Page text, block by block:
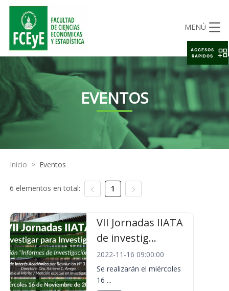
MENÚ
EVENTOS
Inicio > Eventos
6 elementos en total: 1
VII Jornadas IIATA
de investig...
2022-11-16 09:00:00
Se realizarán el miércoles
16 ...
ACCESOS
RAPIDOS